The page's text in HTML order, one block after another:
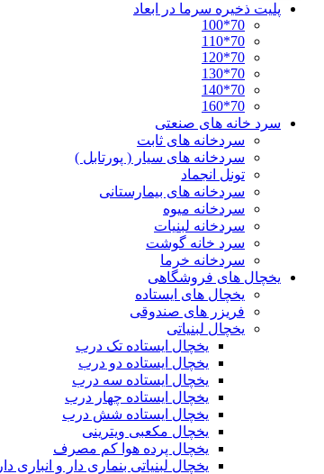
پلیت ذخیره سرما در ابعاد
70*100
70*110
70*120
70*130
70*140
70*160
سرد خانه های صنعتی
سردخانه های ثابت
سردخانه های سیار ( پورتابل )
تونل انجماد
سردخانه های بیمارستانی
سردخانه میوه
سردخانه لبنیات
سرد خانه گوشت
سردخانه خرما
یخچال های فروشگاهی
یخچال های ایستاده
فریزر های صندوقی
یخچال لبنیاتی
یخچال ایستاده تک درب
یخچال ایستاده دو درب
یخچال ایستاده سه درب
یخچال ایستاده چهار درب
یخچال ایستاده شش درب
یخچال مکعبی ویترینی
یخچال پرده هوا کم مصرف
یخچال لبنیاتی بنماری دار و انباری دار